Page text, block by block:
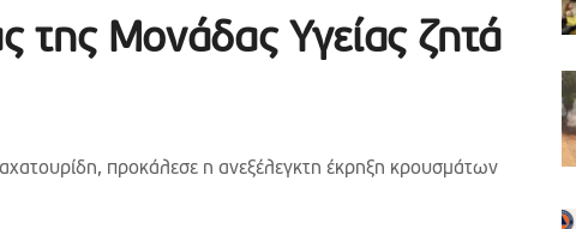
της Μονάδας Υγείας ζητά
προκάλεσε η ανεξέλεγκτη έκρηξη κρουσμάτων